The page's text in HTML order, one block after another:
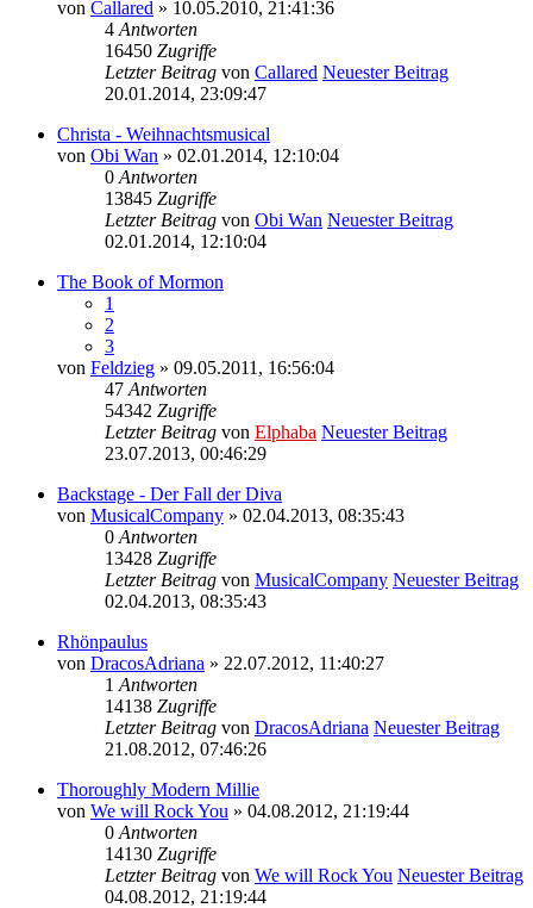
von Callared » 10.05.2010, 21:41:36
4 Antworten
16450 Zugriffe
Letzter Beitrag von Callared Neuester Beitrag
20.01.2014, 23:09:47
Christa - Weihnachtsmusical
von Obi Wan » 02.01.2014, 12:10:04
0 Antworten
13845 Zugriffe
Letzter Beitrag von Obi Wan Neuester Beitrag
02.01.2014, 12:10:04
The Book of Mormon
1
2
3
von Feldzieg » 09.05.2011, 16:56:04
47 Antworten
54342 Zugriffe
Letzter Beitrag von Elphaba Neuester Beitrag
23.07.2013, 00:46:29
Backstage - Der Fall der Diva
von MusicalCompany » 02.04.2013, 08:35:43
0 Antworten
13428 Zugriffe
Letzter Beitrag von MusicalCompany Neuester Beitrag
02.04.2013, 08:35:43
Rhönpaulus
von DracosAdriana » 22.07.2012, 11:40:27
1 Antworten
14138 Zugriffe
Letzter Beitrag von DracosAdriana Neuester Beitrag
21.08.2012, 07:46:26
Thoroughly Modern Millie
von We will Rock You » 04.08.2012, 21:19:44
0 Antworten
14130 Zugriffe
Letzter Beitrag von We will Rock You Neuester Beitrag
04.08.2012, 21:19:44